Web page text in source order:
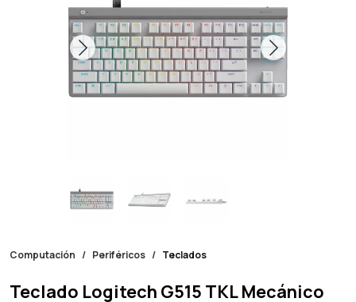
Computación Periféricos Teclados
Teclado Logitech G515 TKL Mecánico